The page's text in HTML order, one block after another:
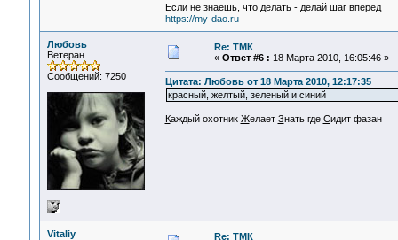
Если не знаешь, что делать - делай шаг вперед
https://my-dao.ru
Любовь
Ветеран
Сообщений: 7250
Re: ТМК
« Ответ #6 : 18 Марта 2010, 16:05:46 »
Цитата: Любовь от 18 Марта 2010, 12:17:35
красный, желтый, зеленый и синий
Каждый охотник Желает Знать где Сидит фазан
Vitaliy
Re: ТМК